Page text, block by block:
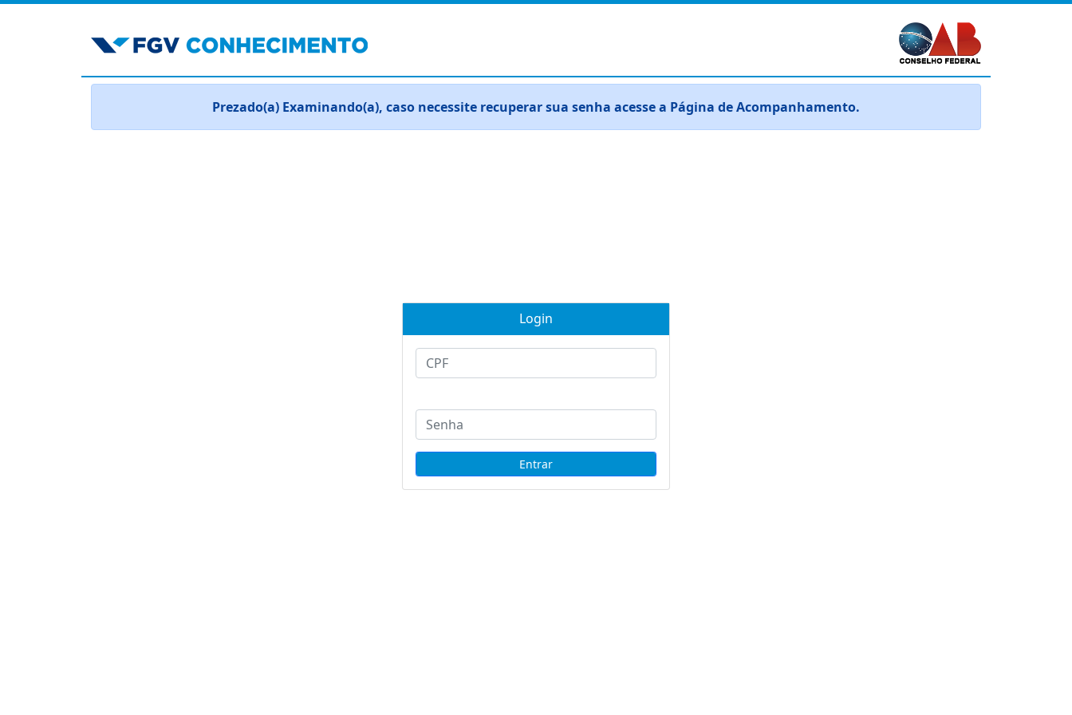
Prezado(a) Examinando(a), caso necessite recuperar sua senha acesse a Página de Acompanhamento.
Login